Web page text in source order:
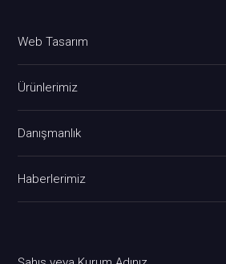
Web Tasarım
Ürünlerimiz
Danışmanlık
Haberlerimiz